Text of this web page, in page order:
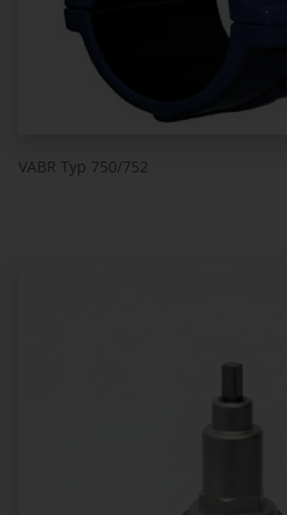
VABR Typ 750/752